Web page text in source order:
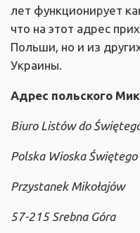
лет функционирует
что на этот адрес
Польши, но и из
Украины.
Адрес польского
Biuro Listów do
Polska Wioska Świętego
Przystanek Mikołajów
57-215 Srebna Góra